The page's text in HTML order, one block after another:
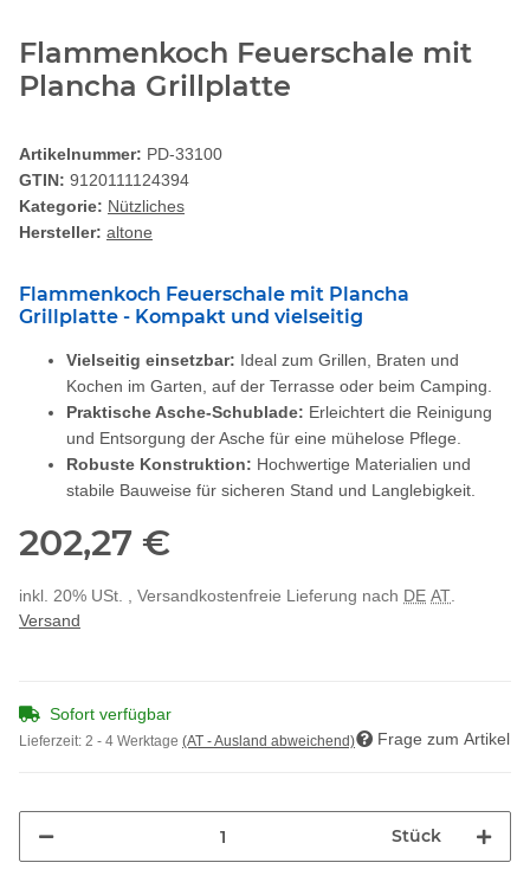
Flammenkoch Feuerschale mit
Plancha Grillplatte
Artikelnummer: PD-33100
GTIN: 9120111124394
Kategorie: Nützliches
Hersteller: altone
Flammenkoch Feuerschale mit Plancha
Grillplatte - Kompakt und vielseitig
Vielseitig einsetzbar: Ideal zum Grillen, Braten und
Kochen im Garten, auf der Terrasse oder beim Camping.
Praktische Asche-Schublade: Erleichtert die Reinigung
und Entsorgung der Asche für eine mühelose Pflege.
Robuste Konstruktion: Hochwertige Materialien und
stabile Bauweise für sicheren Stand und Langlebigkeit.
202,27 €
inkl. 20% USt. , Versandkostenfreie Lieferung nach DE AT
Versand
Sofort verfügbar
Lieferzeit: 2 - 4 Werktage (AT - Ausland abweichend) Frage zum Artikel
Stück